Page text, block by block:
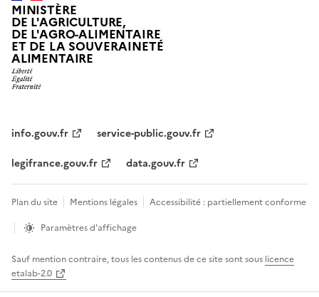
MINISTÈRE
DE L'AGRICULTURE,
DE L'AGRO-ALIMENTAIRE
ET DE LA SOUVERAINETÉ
ALIMENTAIRE
info.gouv.fr
service-public.gouv.fr
legifrance.gouv.fr
data.gouv.fr
Plan du site Mentions légales
Accessibilité : partiellement conforme
Paramètres d'affichage
Sauf mention contraire, tous les contenus de ce site sont sous licence
etalab-2.0